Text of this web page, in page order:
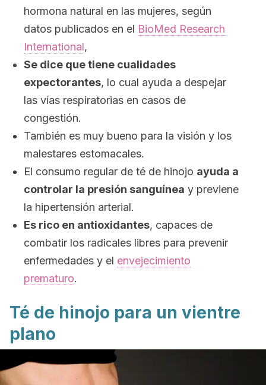
hormona natural en las mujeres, según
datos publicados en el BioMed Research
International,
Se dice que tiene cualidades
expectorantes, lo cual ayuda a despejar
las vías respiratorias en casos de
congestión.
También es muy bueno para la visión y los
malestares estomacales.
El consumo regular de té de hinojo ayuda a
controlar la presión sanguínea y previene
la hipertensión arterial.
Es rico en antioxidantes, capaces de
combatir los radicales libres para prevenir
enfermedades y el envejecimiento
prematuro.
Té de hinojo para un vientre
plano